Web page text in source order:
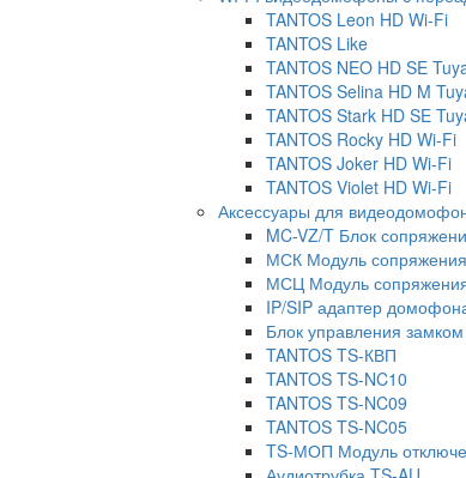
TANTOS Leon HD Wi-Fi
TANTOS Like
TANTOS NEO HD SE
TANTOS Selina HD M
TANTOS Stark HD SE
TANTOS Rocky HD Wi-Fi
TANTOS Joker HD Wi-Fi
TANTOS Violet HD Wi-Fi
Аксессуары для
MC-VZ/T Блок
МСК Модуль сопряжения
МСЦ Модуль
IP/SIP адаптер
Блок управления
TANTOS TS-КВП
TANTOS TS-NC10
TANTOS TS-NC09
TANTOS TS-NC05
TS-МОП Модуль